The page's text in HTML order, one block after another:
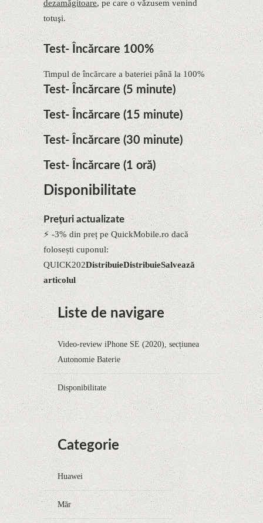
dezamăgitoare, pe care o văzusem venind
totuşi.
Test- Încărcare 100%
Timpul de încărcare a bateriei până la 100%
Test- Încărcare (5 minute)
Test- Încărcare (15 minute)
Test- Încărcare (30 minute)
Test- Încărcare (1 oră)
Disponibilitate
Prețuri actualizate
⚡ -3% din preț pe QuickMobile.ro dacă
folosești cuponul:
QUICK202DistribuieDistribuieSalvează
articolul
Liste de navigare
Video-review iPhone SE (2020), secțiunea
Autonomie Baterie
Disponibilitate
Categorie
Huawei
Măr